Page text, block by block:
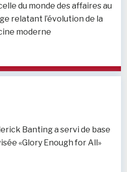
du monde des affaires au
relatant l’évolution de la
moderne
Banting a servi de base
«Glory Enough for All»